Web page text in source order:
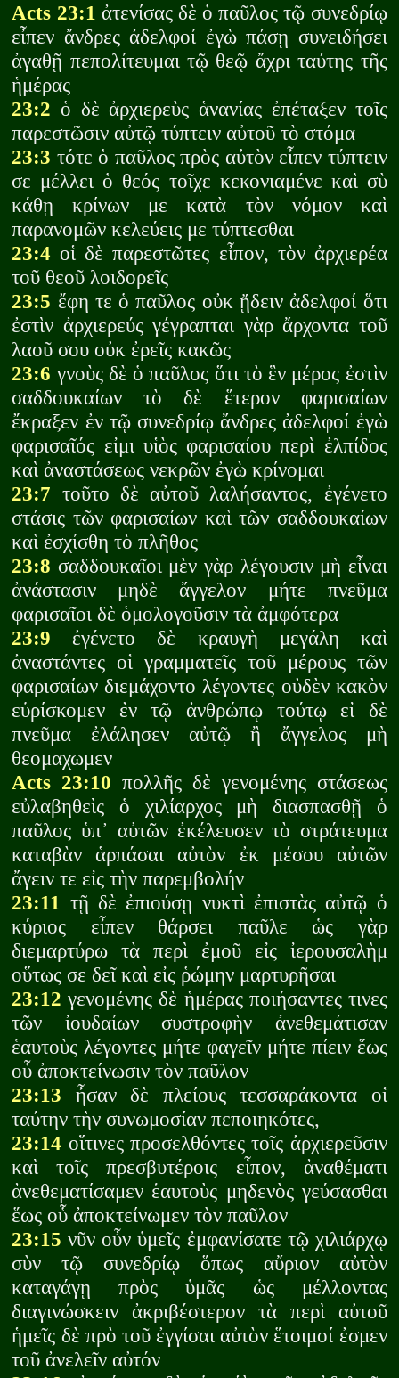
Acts 23:1 ἀτενίσας δὲ ὁ παῦλος τῷ συνεδρίῳ
εἶπεν ἄνδρες ἀδελφοί ἐγὼ πάσῃ συνειδήσει
ἀγαθῇ πεπολίτευμαι τῷ θεῷ ἄχρι ταύτης τῆς
ἡμέρας
23:2 ὁ δὲ ἀρχιερεὺς ἁνανίας ἐπέταξεν τοῖς
παρεστῶσιν αὐτῷ τύπτειν αὐτοῦ τὸ στόμα
23:3 τότε ὁ παῦλος πρὸς αὐτὸν εἶπεν τύπτειν
σε μέλλει ὁ θεός τοῖχε κεκονιαμένε καὶ σὺ
κάθῃ κρίνων με κατὰ τὸν νόμον καὶ
παρανομῶν κελεύεις με τύπτεσθαι
23:4 οἱ δὲ παρεστῶτες εἶπον, τὸν ἀρχιερέα
τοῦ θεοῦ λοιδορεῖς
23:5 ἔφη τε ὁ παῦλος οὐκ ᾔδειν ἀδελφοί ὅτι
ἐστὶν ἀρχιερεύς γέγραπται γὰρ ἄρχοντα τοῦ
λαοῦ σου οὐκ ἐρεῖς κακῶς
23:6 γνοὺς δὲ ὁ παῦλος ὅτι τὸ ἓν μέρος ἐστὶν
σαδδουκαίων τὸ δὲ ἕτερον φαρισαίων
ἔκραξεν ἐν τῷ συνεδρίῳ ἄνδρες ἀδελφοί ἐγὼ
φαρισαῖός εἰμι υἱὸς φαρισαίου περὶ ἐλπίδος
καὶ ἀναστάσεως νεκρῶν ἐγὼ κρίνομαι
23:7 τοῦτο δὲ αὐτοῦ λαλήσαντος, ἐγένετο
στάσις τῶν φαρισαίων καὶ τῶν σαδδουκαίων
καὶ ἐσχίσθη τὸ πλῆθος
23:8 σαδδουκαῖοι μὲν γὰρ λέγουσιν μὴ εἶναι
ἀνάστασιν μηδὲ ἄγγελον μήτε πνεῦμα
φαρισαῖοι δὲ ὁμολογοῦσιν τὰ ἀμφότερα
23:9 ἐγένετο δὲ κραυγὴ μεγάλη καὶ
ἀναστάντες οἱ γραμματεῖς τοῦ μέρους τῶν
φαρισαίων διεμάχοντο λέγοντες οὐδὲν κακὸν
εὑρίσκομεν ἐν τῷ ἀνθρώπῳ τούτῳ εἰ δὲ
πνεῦμα ἐλάλησεν αὐτῷ ἢ ἄγγελος μὴ
θεομαχωμεν
Acts 23:10 πολλῆς δὲ γενομένης στάσεως
εὐλαβηθεὶς ὁ χιλίαρχος μὴ διασπασθῇ ὁ
παῦλος ὑπ᾽ αὐτῶν ἐκέλευσεν τὸ στράτευμα
καταβὰν ἁρπάσαι αὐτὸν ἐκ μέσου αὐτῶν
ἄγειν τε εἰς τὴν παρεμβολήν
23:11 τῇ δὲ ἐπιούσῃ νυκτὶ ἐπιστὰς αὐτῷ ὁ
κύριος εἶπεν θάρσει παῦλε ὡς γὰρ
διεμαρτύρω τὰ περὶ ἐμοῦ εἰς ἰερουσαλὴμ
οὕτως σε δεῖ καὶ εἰς ῥώμην μαρτυρῆσαι
23:12 γενομένης δὲ ἡμέρας ποιήσαντες τινες
τῶν ἰουδαίων συστροφὴν ἀνεθεμάτισαν
ἑαυτοὺς λέγοντες μήτε φαγεῖν μήτε πίειν ἕως
οὗ ἀποκτείνωσιν τὸν παῦλον
23:13 ἦσαν δὲ πλείους τεσσαράκοντα οἱ
ταύτην τὴν συνωμοσίαν πεποιηκότες,
23:14 οἵτινες προσελθόντες τοῖς ἀρχιερεῦσιν
καὶ τοῖς πρεσβυτέροις εἶπον, ἀναθέματι
ἀνεθεματίσαμεν ἑαυτοὺς μηδενὸς γεύσασθαι
ἕως οὗ ἀποκτείνωμεν τὸν παῦλον
23:15 νῦν οὖν ὑμεῖς ἐμφανίσατε τῷ χιλιάρχῳ
σὺν τῷ συνεδρίῳ ὅπως αὔριον αὐτὸν
καταγάγῃ πρὸς ὑμᾶς ὡς μέλλοντας
διαγινώσκειν ἀκριβέστερον τὰ περὶ αὐτοῦ
ἡμεῖς δὲ πρὸ τοῦ ἐγγίσαι αὐτὸν ἕτοιμοί ἐσμεν
τοῦ ἀνελεῖν αὐτόν